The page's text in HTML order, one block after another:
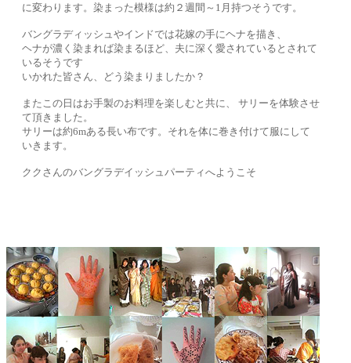
に変わります。染まった模様は約２週間～1月持つそうです。
バングラディッシュやインドでは花嫁の手にヘナを描き、
ヘナが濃く染まれば染まるほど、夫に深く愛されているとされて
いるそうです
いかれた皆さん、どう染まりましたか？
またこの日はお手製のお料理を楽しむと共に、 サリーを体験させ
て頂きました。
サリーは約6mある長い布です。それを体に巻き付けて服にして
いきます。
ククさんのバングラデイッシュパーティへようこそ